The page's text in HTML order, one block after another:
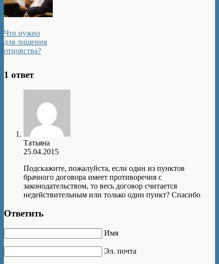
Что нужно
для лишения
отцовства?
1 ответ
Татьяна
25.04.2015
Подскажите, пожалуйста, если один из пунктов
брачного договора имеет противоречия с
законодательством, то весь договор считается
недействительным или только один пункт? Спасибо
Ответить
Имя
Эл. почта